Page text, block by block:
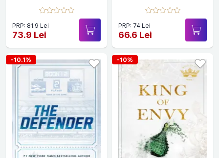
PRP: 81.9 Lei
73.9 Lei
PRP: 74 Lei
66.6 Lei
-10.1% -10%